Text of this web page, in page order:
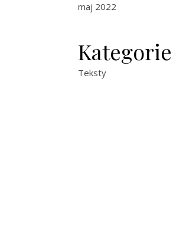
maj 2022
Kategorie
Teksty